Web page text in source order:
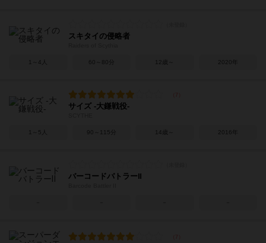
スキタイの侵略者
1～4人 60～80分 12歳～ 2020年
サイズ -大鎌戦役-
1～5人 90～115分 14歳～ 2016年
バーコードバトラーⅡ